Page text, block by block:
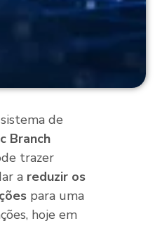
de
Branch
trazer
a reduzir os
para uma
hoje em